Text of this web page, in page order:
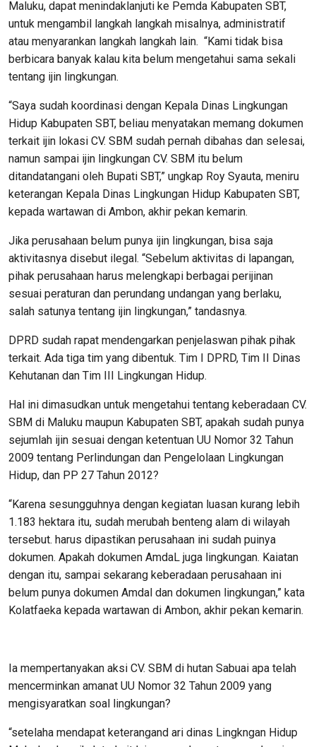
Maluku, dapat menindaklanjuti ke Pemda Kabupaten SBT,
untuk mengambil langkah langkah misalnya, administratif
atau menyarankan langkah langkah lain. “Kami tidak bisa
berbicara banyak kalau kita belum mengetahui sama sekali
tentang ijin lingkungan.
“Saya sudah koordinasi dengan Kepala Dinas Lingkungan
Hidup Kabupaten SBT, beliau menyatakan memang dokumen
terkait ijin lokasi CV. SBM sudah pernah dibahas dan selesai,
namun sampai ijin lingkungan CV. SBM itu belum
ditandatangani oleh Bupati SBT,” ungkap Roy Syauta, meniru
keterangan Kepala Dinas Lingkungan Hidup Kabupaten SBT,
kepada wartawan di Ambon, akhir pekan kemarin.
Jika perusahaan belum punya ijin lingkungan, bisa saja
aktivitasnya disebut ilegal. “Sebelum aktivitas di lapangan,
pihak perusahaan harus melengkapi berbagai perijinan
sesuai peraturan dan perundang undangan yang berlaku,
salah satunya tentang ijin lingkungan,” tandasnya.
DPRD sudah rapat mendengarkan penjelaswan pihak pihak
terkait. Ada tiga tim yang dibentuk. Tim I DPRD, Tim II Dinas
Kehutanan dan Tim III Lingkungan Hidup.
Hal ini dimasudkan untuk mengetahui tentang keberadaan CV.
SBM di Maluku maupun Kabupaten SBT, apakah sudah punya
sejumlah ijin sesuai dengan ketentuan UU Nomor 32 Tahun
2009 tentang Perlindungan dan Pengelolaan Lingkungan
Hidup, dan PP 27 Tahun 2012?
“Karena sesungguhnya dengan kegiatan luasan kurang lebih
1.183 hektara itu, sudah merubah benteng alam di wilayah
tersebut. harus dipastikan perusahaan ini sudah puinya
dokumen. Apakah dokumen AmdaL juga lingkungan. Kaiatan
dengan itu, sampai sekarang keberadaan perusahaan ini
belum punya dokumen Amdal dan dokumen lingkungan,” kata
Kolatfaeka kepada wartawan di Ambon, akhir pekan kemarin.
Ia mempertanyakan aksi CV. SBM di hutan Sabuai apa telah
mencerminkan amanat UU Nomor 32 Tahun 2009 yang
mengisyaratkan soal lingkungan?
“setelaha mendapat keterangand ari dinas Lingkngan Hidup